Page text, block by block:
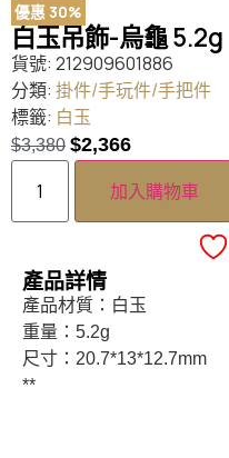
優惠 30%
白玉吊飾-烏龜 5.2g
貨號: 212909601886
分類: 掛件/手玩件/手把件
標籤: 白玉
$3,380 $2,366
加入購物車
產品詳情
產品材質：白玉
重量：5.2g
尺寸：20.7*13*12.7mm
**